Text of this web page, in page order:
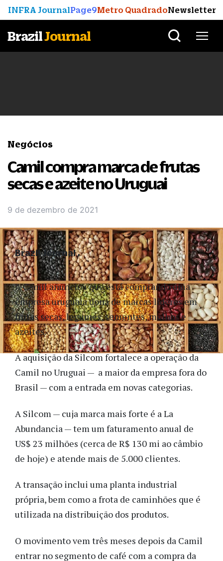
INFRA JournalPage9Metro QuadradoNewsletter
BrazilJournal
Negócios
Camil compra marca de frutas
secas e azeite no Uruguai
9 de dezembro de 2021
A Camil anunciou que está comprando uma
empresa uruguaia dona de marcas líderes em
frutas secas, legumes, sementes, molhos e
azeites.
A aquisição da Silcom fortalece a operação da
Camil no Uruguai — a maior da empresa fora do
Brasil — com a entrada em novas categorias.
A Silcom — cuja marca mais forte é a La
Abundancia — tem um faturamento anual de
US$ 23 milhões (cerca de R$ 130 mi ao câmbio
de hoje) e atende mais de 5.000 clientes.
A transação inclui uma planta industrial
própria, bem como a frota de caminhões que é
utilizada na distribuição dos produtos.
O movimento vem três meses depois da Camil
entrar no segmento de café com a compra da
Brazil Journal